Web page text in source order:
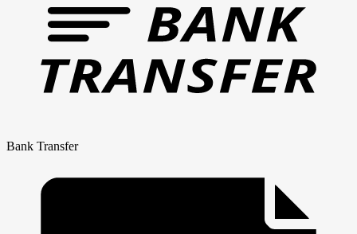
Bank Transfer